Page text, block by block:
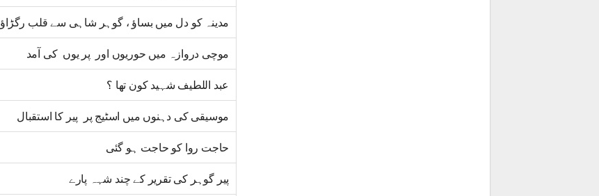
مدینہ کو دل میں بساؤ ، گوہر شاہی سے قلب رگڑاؤ
موچی دروازہ میں حوریوں اور پر یوں کی آمد
عبد اللطیف شہید کون تھا ؟
موسیقی کی دہنوں میں اسٹیج پر پیر کا استقبال
حاجت روا کو حاجت ہو گئی
پیر گوہر کی تقریر کے چند شہہ پارے